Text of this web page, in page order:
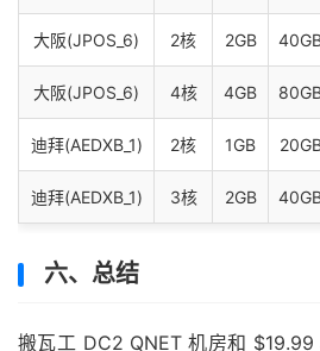
大阪(JPOS_6) 2核 2GB
大阪(JPOS_6) 4核 4GB
迪拜(AEDXB_1) 2核 1GB
迪拜(AEDXB_1) 3核 2GB
六、总结
搬瓦工 DC2 QNET 机房和